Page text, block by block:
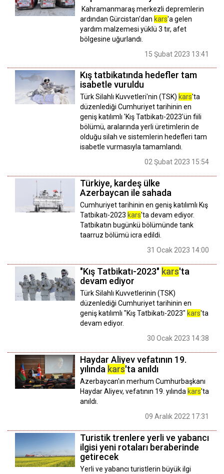
Kahramanmaraş merkezli depremlerin
ardından Gürcistan'dan kars'a gelen
yardım malzemesi yüklü 3 tır, afet
bölgesine uğurlandı.
15 Şubat 2023 13:41
Kış tatbikatında hedefler tam
isabetle vuruldu
Türk Silahlı Kuvvetleri'nin (TSK) kars'ta
düzenlediği Cumhuriyet tarihinin en
geniş katılımlı 'Kış Tatbikatı-2023'ün fiili
bölümü, aralarında yerli üretimlerin de
olduğu silah ve sistemlerin hedefleri tam
isabetle vurmasıyla tamamlandı.
02 Şubat 2023 15:54
Türkiye, kardeş ülke
Azerbaycan ile sahada
Cumhuriyet tarihinin en geniş katılımlı Kış
Tatbikatı-2023 kars'ta devam ediyor.
Tatbikatın bugünkü bölümünde tank
taarruz bölümü icra edildi.
31 Ocak 2023 14:00
"Kış Tatbikatı-2023" kars'ta
devam ediyor
Türk Silahlı Kuvvetlerinin (TSK)
düzenlediği Cumhuriyet tarihinin en
geniş katılımlı "Kış Tatbikatı-2023" kars'ta
devam ediyor.
30 Ocak 2023 14:38
Haydar Aliyev vefatının 19.
yılında kars'ta anıldı
Azerbaycan'ın merhum Cumhurbaşkanı
Haydar Aliyev, vefatının 19. yılında kars'ta
anıldı.
09 Aralık 2022 17:31
Turistik trenlere yerli ve yabancı
ilgisi yeni rotaları beraberinde
getirecek
Yerli ve yabancı turistlerin büyük ilgi